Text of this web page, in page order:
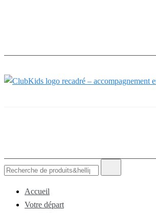
Accueil
Votre départ